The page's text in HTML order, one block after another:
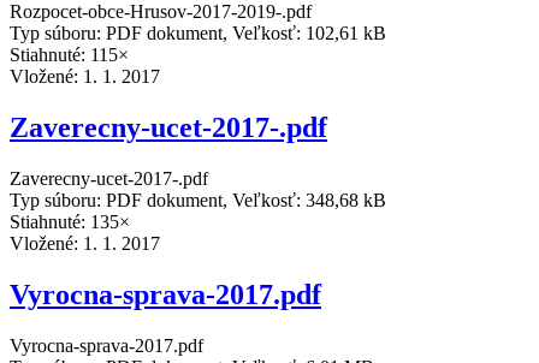
Rozpocet-obce-Hrusov-2017-2019-.pdf
Typ súboru: PDF dokument, Veľkosť: 102,61 kB
Stiahnuté: 115×
Vložené: 1. 1. 2017
Zaverecny-ucet-2017-.pdf
Zaverecny-ucet-2017-.pdf
Typ súboru: PDF dokument, Veľkosť: 348,68 kB
Stiahnuté: 135×
Vložené: 1. 1. 2017
Vyrocna-sprava-2017.pdf
Vyrocna-sprava-2017.pdf